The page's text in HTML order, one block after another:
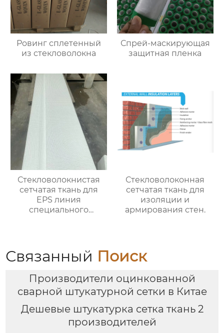
Ровинг сплетенный
из стекловолокна
Спрей-маскирующая
защитная пленка
Стекловолокнистая
сетчатая ткань для
EPS линия
специального
Стекловолоконная
сетчатая ткань для
изоляции и
армирования стен.
Связанный Поиск
Производители оцинкованной
сварной штукатурной сетки в Китае
Дешевые штукатурка сетка ткань 2
производителей